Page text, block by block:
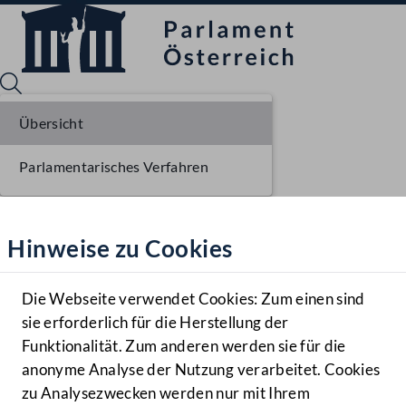
Hilfe
Benutzer
Navigationsmenü öffnen
MENÜ
Hinweise zu Cookies
Die Webseite verwendet Cookies: Zum einen sind
sie erforderlich für die Herstellung der
Funktionalität. Zum anderen werden sie für die
anonyme Analyse der Nutzung verarbeitet. Cookies
zu Analysezwecken werden nur mit Ihrem
Übersicht
Parlamentarisches Verfahren